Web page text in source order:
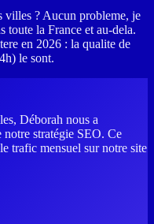
villes ? Aucun probleme, je
toute la France et au-dela.
en 2026 : la qualite de
le sont.
Déborah nous a
notre stratégie SEO. Ce
trafic mensuel sur notre site